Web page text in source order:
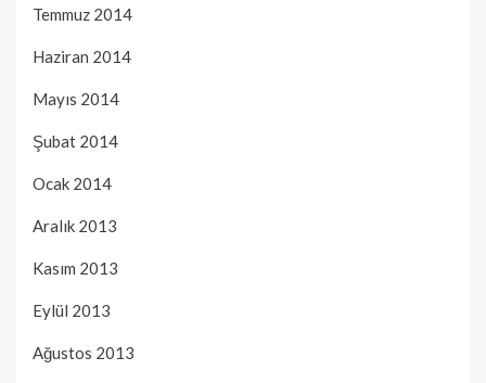
Temmuz 2014
Haziran 2014
Mayıs 2014
Şubat 2014
Ocak 2014
Aralık 2013
Kasım 2013
Eylül 2013
Ağustos 2013